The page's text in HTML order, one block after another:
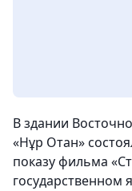
В здании
«Нұр Отан»
показу фильма
государственном